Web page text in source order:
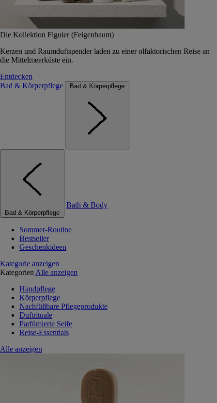
Die Kollektion Figuier (Feigenbaum)
Kerzen und Raumduftspender laden zu einer olfaktorischen Reise an
die Mittelmeerküste ein.
Entdecken
Bad & Körperpflege
Bad & Körperpflege
Bad & Körperpflege
Bath & Body
Sommer-Routine
Bestseller
Geschenkideen
Kategorie anzeigen
Kategorien Alle anzeigen
Handpflege
Körperpflege
Nachfüllbare Pflegeprodukte
Duftrituale
Parfümierte Seife
Reise-Essentials
Alle anzeigen